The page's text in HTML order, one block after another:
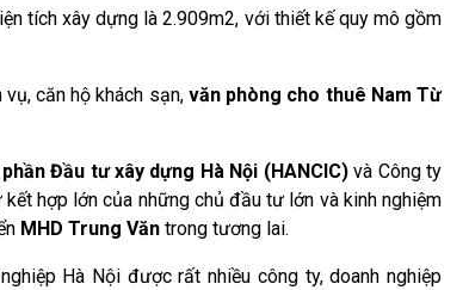
tích xây dựng là 2.909m2, với thiết kế quy mô gồm
căn hộ khách sạn, văn phòng cho thuê Nam Từ
Đầu tư xây dựng Hà Nội (HANCIC)và Công ty
hợp lớn của những chủ đầu tư lớn và kinh nghiệm
MHD Trung Văn trong tương lai.
Hà Nội được rất nhiều công ty, doanh nghiệp